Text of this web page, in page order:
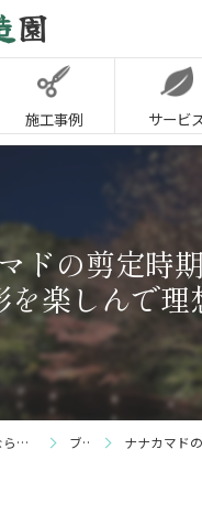
施工事例 サービス
ドの剪定時
を楽しんで理
剪定や伐採なら神戸市の塩崎造園 ブログ ナナカマドの剪定時期